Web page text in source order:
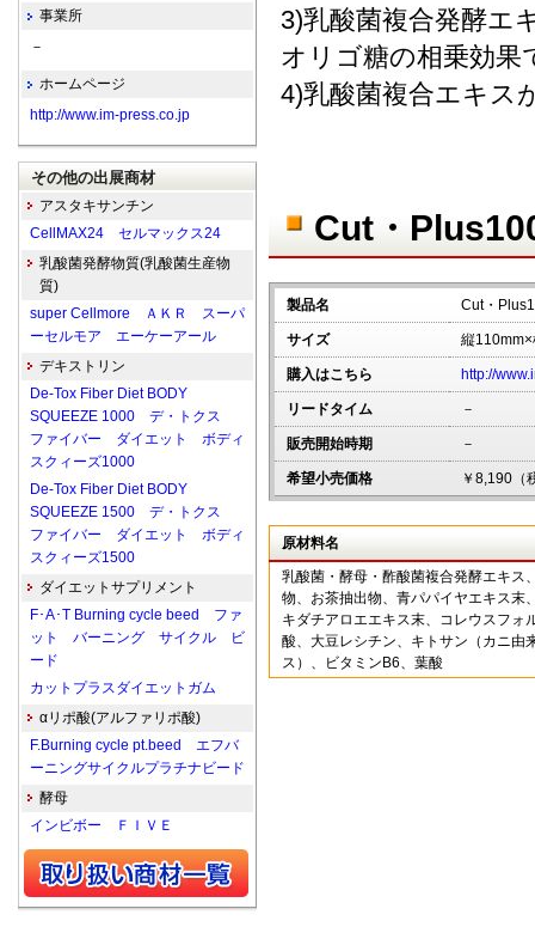
3)乳酸菌複合発酵エ
オリゴ糖の相乗効
4)乳酸菌複合エキス
Cut・
製品名 Cut・
サイズ 縦
購入はこちら http://
リードタイム －
販売開始時期 －
希望小売価格 ￥8,190（
原材料名
乳酸菌・酵母・酢酸菌複合発酵エキス
物、お茶抽出物、青パパイヤエキス末
キダチアロエエキス末、コレウスフォ
酸、大豆レシチン、キトサン（カニ由
ス）、ビタミンB6、葉酸
事業所
－
ホームページ
http://www.im-press.co.jp
その他の出展商材
アスタキサンチン
CellMAX24 セルマックス24
乳酸菌発酵物質(乳酸菌生産物
質)
super Cellmore ＡＫＲ スーパ
ーセルモア エーケーアール
デキストリン
De-Tox Fiber Diet BODY
SQUEEZE 1000 デ・トクス
ファイバー ダイエット ボディ
スクィーズ1000
De-Tox Fiber Diet BODY
SQUEEZE 1500 デ・トクス
ファイバー ダイエット ボディ
スクィーズ1500
ダイエットサプリメント
F･A･T Burning cycle beed ファ
ット バーニング サイクル ビ
ード
カットプラスダイエットガム
αリポ酸(アルファリポ酸)
F.Burning cycle pt.beed エフバ
ーニングサイクルプラチナビード
酵母
インビボー ＦＩＶＥ